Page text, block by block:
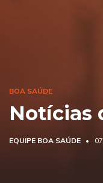
BOA SAÚDE
Notícias
EQUIPE BOA SAÚDE